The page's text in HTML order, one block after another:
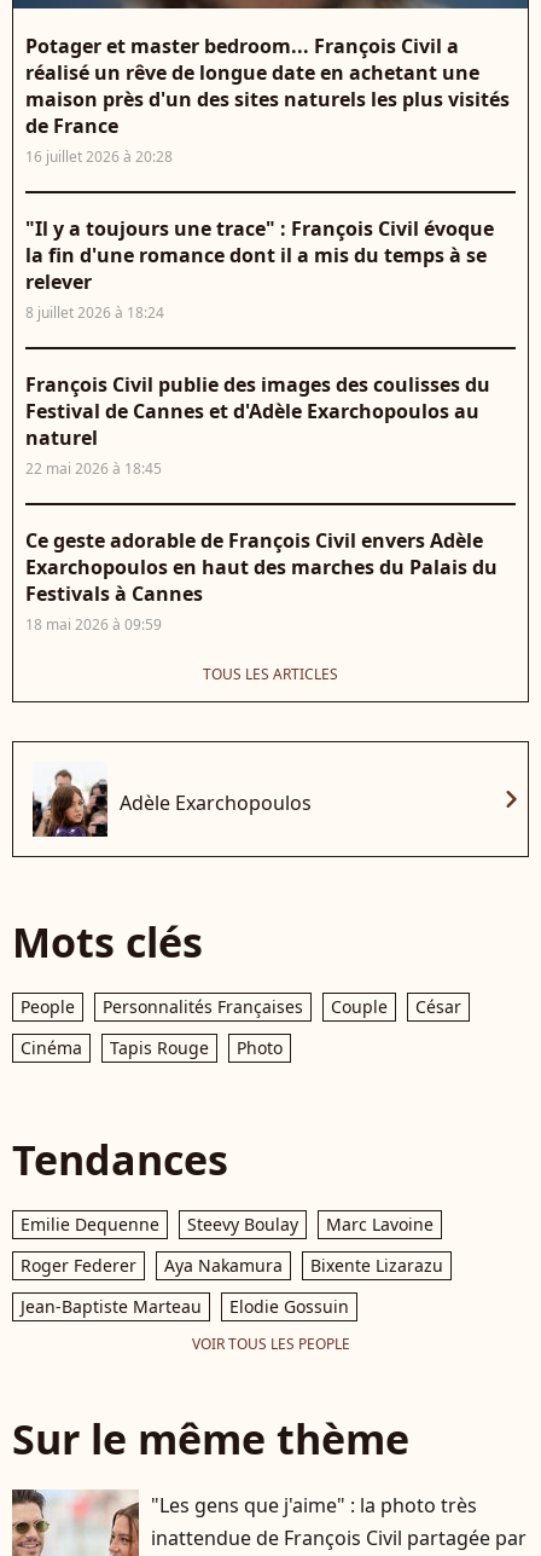
Potager et master bedroom... François Civil a
réalisé un rêve de longue date en achetant une
maison près d'un des sites naturels les plus visités
de France
16 juillet 2026 à 20:28
"Il y a toujours une trace" : François Civil évoque
la fin d'une romance dont il a mis du temps à se
relever
8 juillet 2026 à 18:24
François Civil publie des images des coulisses du
Festival de Cannes et d'Adèle Exarchopoulos au
naturel
22 mai 2026 à 18:45
Ce geste adorable de François Civil envers Adèle
Exarchopoulos en haut des marches du Palais du
Festivals à Cannes
18 mai 2026 à 09:59
TOUS LES ARTICLES
Adèle Exarchopoulos chevron_right
Mots clés
People Personnalités Françaises Couple
César
Cinéma
Tapis Rouge Photo
Tendances
Emilie Dequenne Steevy Boulay
Marc Lavoine
Roger Federer
Aya Nakamura
Bixente Lizarazu
Jean-Baptiste Marteau
Elodie Gossuin
VOIR TOUS LES PEOPLE
Sur le même thème
"Les gens que j'aime" : la photo très
inattendue de François Civil partagée par